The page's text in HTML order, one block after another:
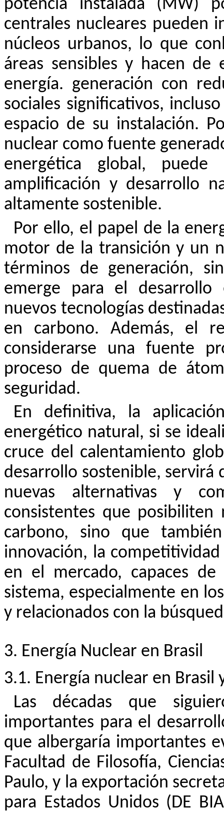
potencia instalada (MW)
centrales nucleares pueden
núcleos urbanos, lo que
áreas sensibles y hacen
energía. generación con
sociales significativos,
espacio de su instalación.
nuclear como fuente
energética global,
amplificación y desarrollo
altamente sostenible.
Por ello, el papel de la
motor de la transición y un
términos de generación,
emerge para el desarrollo
nuevos tecnologías
en carbono. Además, el
considerarse una fuente
proceso de quema de
seguridad.
En definitiva, la
energético natural, si se
cruce del calentamiento
desarrollo sostenible, servirá
nuevas alternativas y
consistentes que
carbono, sino que
innovación, la
en el mercado, capaces
sistema, especialmente en
y relacionados con la
3. Energía Nuclear en Brasil
3.1. Energía nuclear en
Las décadas que
importantes para el
que albergaría importantes
Facultad de Filosofía,
Paulo, y la exportación
para Estados Unidos (DE